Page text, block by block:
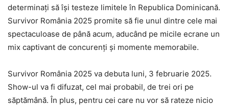
determinați să își testeze limitele în Republica Dominicană.
Survivor România 2025 promite să fie unul dintre cele mai
spectaculoase de până acum, aducând pe micile ecrane un
mix captivant de concurenți și momente memorabile.
Survivor România 2025 va debuta luni, 3 februarie 2025.
Show-ul va fi difuzat, cel mai probabil, de trei ori pe
săptămână. În plus, pentru cei care nu vor să rateze nicio